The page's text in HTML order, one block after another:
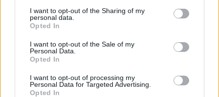
not limited to your visit or usage behaviour. You may click to
grant or deny consent to Google and its third-party tags to
use your data for below specified purposes in below Google
consent section.
I want to opt-out of the Sharing of my
personal data.
Opted In
I want to opt-out of the Sale of my
Personal Data.
Opted In
I want to opt-out of processing my
Personal Data for Targeted Advertising.
Opted In
Le previsioni meteo per il weekend a Olbia e in
Gallura
Michelle Hunziker in Gallura, bella anche dal
vivo: un amico vip svela come fa
Calangianus, dopo le polemiche il centro